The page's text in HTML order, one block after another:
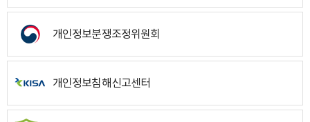
개인정보분쟁조정위원회
개인정보침해신고센터